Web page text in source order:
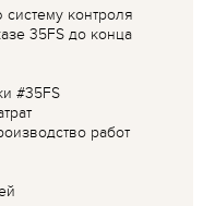
контроля
35FS до конца
#35FS
работ